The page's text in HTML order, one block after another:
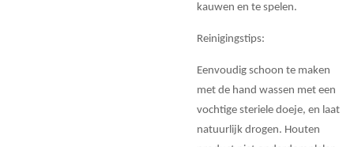
kauwen en te spelen.
Reinigingstips:
Eenvoudig schoon te maken
met de hand wassen met een
vochtige steriele doeje, en laat
natuurlijk drogen. Houten